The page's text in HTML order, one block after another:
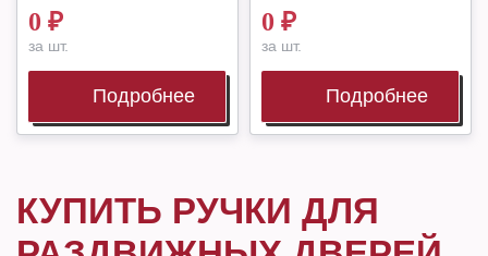
0 ₽
за шт.
Подробнее
0 ₽
за шт.
Подробнее
КУПИТЬ РУЧКИ ДЛЯ